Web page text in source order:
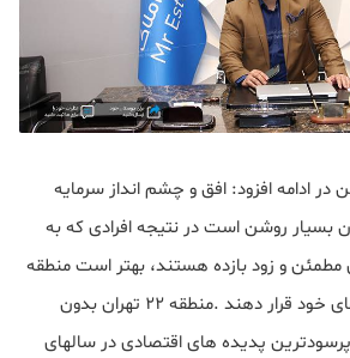
در ادامه افزود: افق و چشم انداز سرمایه
در منطقه ۲۲ تهران بسیار روشن است در نتیجه افرادی که به
مطمئن و زود بازده هستند، بهتر است منطقه
۲۲ تهران را در اولویت های خود قرار دهند .منطقه ۲۲ تهران بدون
پدیده های اقتصادی در سالهای